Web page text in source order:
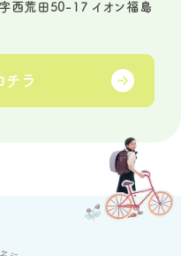
西荒田50-17 イオン福島
チラ